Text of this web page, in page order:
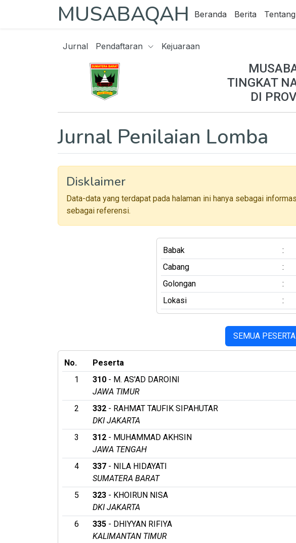
MUSABAQAH Beranda Berita
Jurnal Pendaftaran Kejuaraan
TINGKAT
DI
Jurnal Penilaian Lomba
Disklaimer
Data-data yang terdapat pada halaman ini hanya sebagai
sebagai referensi.
Babak :
Cabang
:
Golongan
:
Lokasi
:
SEMUA PESERTA
No. Peserta
1
310 - M. AS'AD DAROINI
JAWA TIMUR
2
332 - RAHMAT TAUFIK SIPAHUTAR
DKI JAKARTA
3
312 - MUHAMMAD AKHSIN
JAWA TENGAH
4
337 - NILA HIDAYATI
SUMATERA BARAT
5
323 - KHOIRUN NISA
DKI JAKARTA
6
335 - DHIYYAN RIFIYA
KALIMANTAN TIMUR